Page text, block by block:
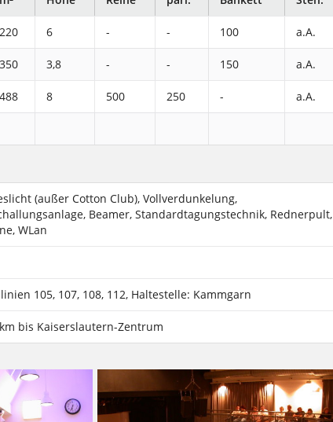
220 6 - - 100 a.A.
350 3,8 - - 150 a.A.
488 8 500 250 - a.A.
(außer Cotton Club), Vollverdunkelung,
Beamer, Standardtagungstechnik, Rednerpult,
WLan
105, 107, 108, 112, Haltestelle: Kammgarn
bis Kaiserslautern-Zentrum